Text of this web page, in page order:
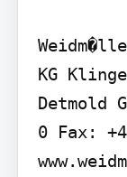
KG
Detmold
0 Fax: